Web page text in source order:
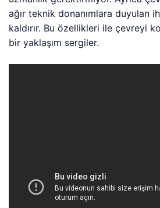
ağır teknik donanımlara duyulan
kaldırır. Bu özellikleri ile çevreyi
bir yaklaşım sergiler.